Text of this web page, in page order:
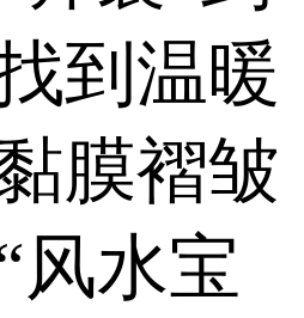
到温暖
膜褶皱
风水宝